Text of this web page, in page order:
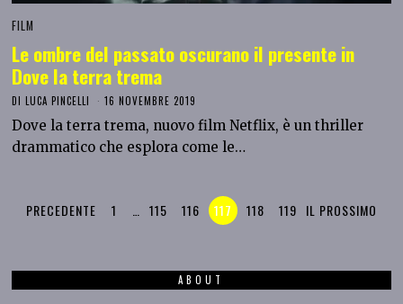
FILM
Le ombre del passato oscurano il presente in
Dove la terra trema
DILUCA PINCELLI 16 NOVEMBRE 2019
Dove la terra trema, nuovo film Netflix, è un thriller
drammatico che esplora come le…
PRECEDENTE 1 115 116 117 118 119 IL PROSSIMO
ABOUT